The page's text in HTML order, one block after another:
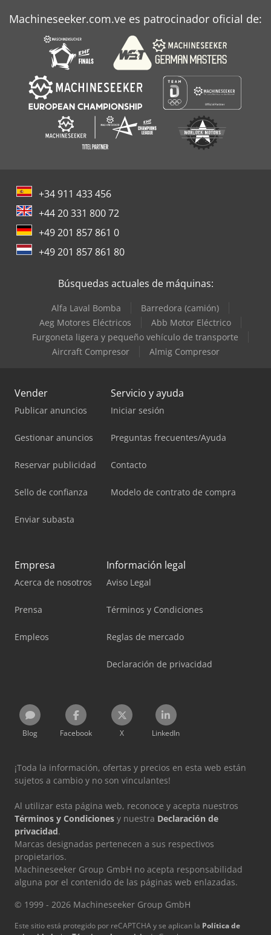
Machineseeker.com.ve es patrocinador oficial de:
+34 911 433 456
+44 20 331 800 72
+49 201 857 861 0
+49 201 857 861 80
Búsquedas actuales de máquinas:
Alfa Laval Bomba
Barredora (camión)
Aeg Motores Eléctricos
Abb Motor Eléctrico
Furgoneta ligera y pequeño vehículo de transporte
Aircraft Compresor
Almig Compresor
Vender
Publicar anuncios
Gestionar anuncios
Reservar publicidad
Sello de confianza
Enviar subasta
Servicio y ayuda
Iniciar sesión
Preguntas frecuentes/Ayuda
Contacto
Modelo de contrato de compra
Empresa
Acerca de nosotros
Prensa
Empleos
Información legal
Aviso Legal
Términos y Condiciones
Reglas de mercado
Declaración de privacidad
Blog Facebook X LinkedIn
¡Toda la información, ofertas y precios en esta web están
sujetos a cambio y no son vinculantes!
Al utilizar esta página web, reconoce y acepta nuestros
Términos y Condiciones y nuestra Declaración de
privacidad.
Marcas designadas pertenecen a sus respectivos
propietarios.
Machineseeker Group GmbH no acepta responsabilidad
alguna por el contenido de las páginas web enlazadas.
© 1999 - 2026 Machineseeker Group GmbH
Este sitio está protegido por reCAPTCHA y se aplican la Política de